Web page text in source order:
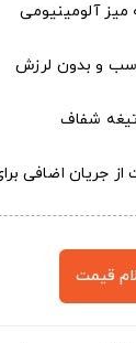
میز آلومینیومی
و بدون لرزش
شفاف
جریان اضافی
قیمت